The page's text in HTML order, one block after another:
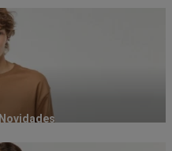
Novidades